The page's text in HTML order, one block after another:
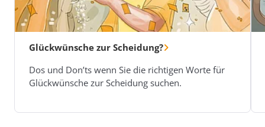
Glückwünsche zur Scheidung?
Dos und Don’ts wenn Sie die richtigen Worte für
Glückwünsche zur Scheidung suchen.